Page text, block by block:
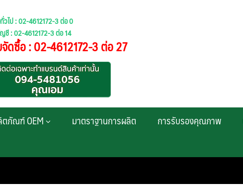
วไป : 02-4612172-3 ต่อ 0
ชี : 02-4612172-3 ต่อ 14
ดซื้อ : 02-4612172-3 ต่อ 27
ภัณฑ์ OEM มาตราฐานการผลิต การรับรองคุณภาพ